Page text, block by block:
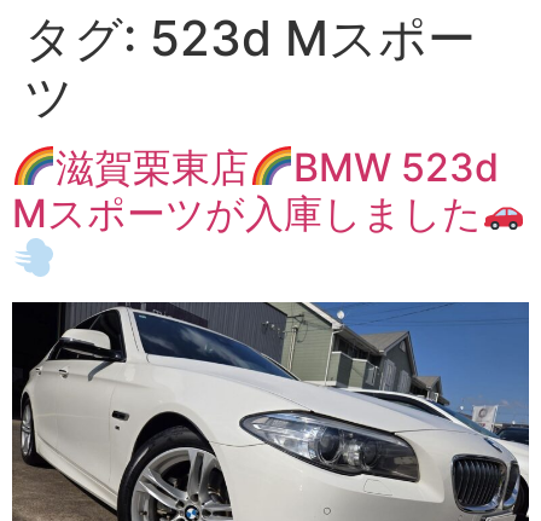
タグ: 523d Mスポー
ツ
滋賀栗東店
BMW 523d
Mスポーツが入庫しました